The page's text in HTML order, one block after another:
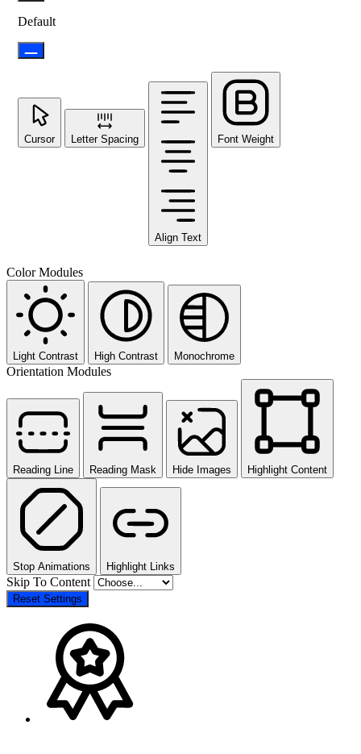
Default
Cursor Letter Spacing
Align Text
Font Weight
Color Modules
Light Contrast High Contrast Monochrome
Orientation Modules
Reading Line Reading Mask Hide Images Highlight Content
Stop Animations Highlight Links
Skip To Content
Reset Settings